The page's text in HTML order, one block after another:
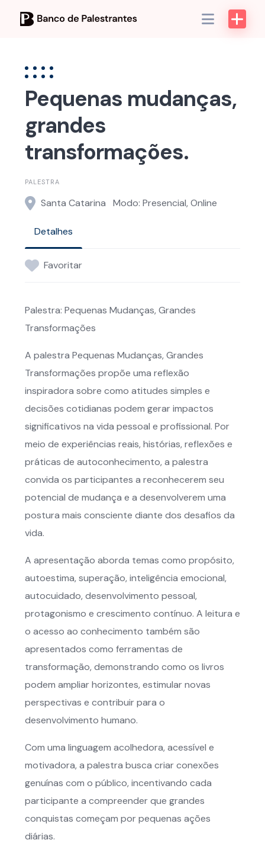
Pequenas mudanças,
grandes
transformações.
PALESTRA
Santa Catarina Modo: Presencial, Online
Detalhes
Favoritar
Palestra: Pequenas Mudanças, Grandes
Transformações
A palestra Pequenas Mudanças, Grandes
Transformações propõe uma reflexão
inspiradora sobre como atitudes simples e
decisões cotidianas podem gerar impactos
significativos na vida pessoal e profissional. Por
meio de experiências reais, histórias, reflexões e
práticas de autoconhecimento, a palestra
convida os participantes a reconhecerem seu
potencial de mudança e a desenvolverem uma
postura mais consciente diante dos desafios da
vida.
A apresentação aborda temas como propósito,
autoestima, superação, inteligência emocional,
autocuidado, desenvolvimento pessoal,
protagonismo e crescimento contínuo. A leitura e
o acesso ao conhecimento também são
apresentados como ferramentas de
transformação, demonstrando como os livros
podem ampliar horizontes, estimular novas
perspectivas e contribuir para o
desenvolvimento humano.
Com uma linguagem acolhedora, acessível e
motivadora, a palestra busca criar conexões
genuínas com o público, incentivando cada
participante a compreender que grandes
conquistas começam por pequenas ações
diárias.